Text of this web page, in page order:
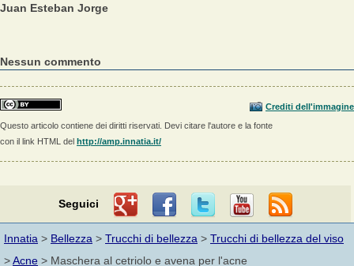
Juan Esteban Jorge
Nessun commento
Crediti dell'immagine
Questo articolo contiene dei diritti riservati. Devi citare l'autore e la fonte
con il link HTML del http://amp.innatia.it/
Seguici
Innatia > Bellezza > Trucchi di bellezza > Trucchi di bellezza del viso
>Acne > Maschera al cetriolo e avena per l'acne